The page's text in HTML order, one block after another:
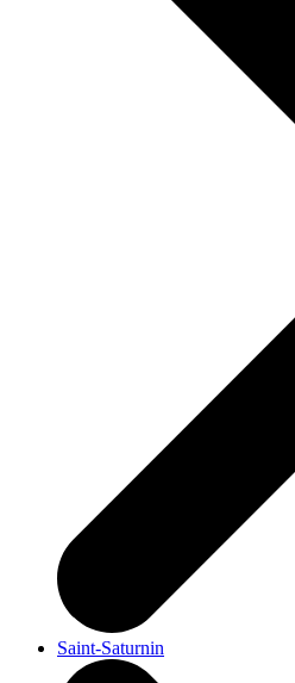
Saint-Saturnin